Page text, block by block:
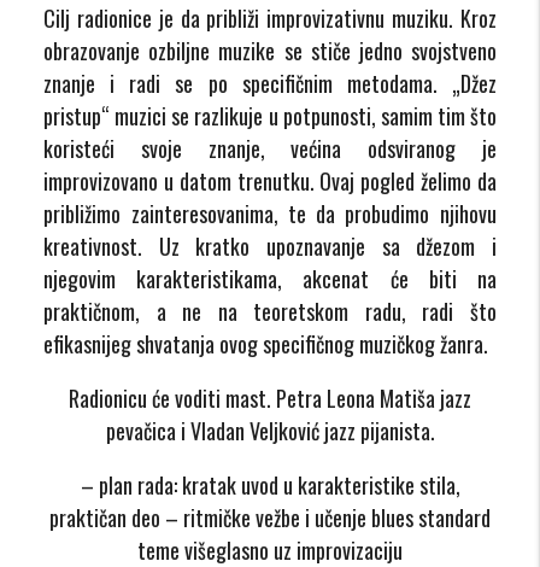
Cilj radionice je da približi improvizativnu muziku. Kroz
obrazovanje ozbiljne muzike se stiče jedno svojstveno
znanje i radi se po specifičnim metodama. „Džez
pristup“ muzici se razlikuje u potpunosti, samim tim što
koristeći svoje znanje, većina odsviranog je
improvizovano u datom trenutku. Ovaj pogled želimo da
približimo zainteresovanima, te da probudimo njihovu
kreativnost. Uz kratko upoznavanje sa džezom i
njegovim karakteristikama, akcenat će biti na
praktičnom, a ne na teoretskom radu, radi što
efikasnijeg shvatanja ovog specifičnog muzičkog žanra.
Radionicu će voditi mast. Petra Leona Matiša jazz
pevačica i Vladan Veljković jazz pijanista.
– plan rada: kratak uvod u karakteristike stila,
praktičan deo – ritmičke vežbe i učenje blues standard
teme višeglasno uz improvizaciju